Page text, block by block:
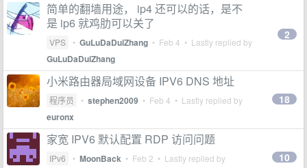
简单的翻墙用途， ip4 还可以的话，是不
是 ip6 就鸡肋可以关了
VPS • GuLuDaDuiZhang • Feb 4 • Lastly replied by
GuLuDaDuiZhang
2
小米路由器局域网设备 IPV6 DNS 地址
程序员 • stephen2009 • Feb 4 • Lastly replied by
euronx
18
家宽 IPV6 默认配置 RDP 访问问题
IPv6 • MoonBack • Feb 2 • Lastly replied by 10